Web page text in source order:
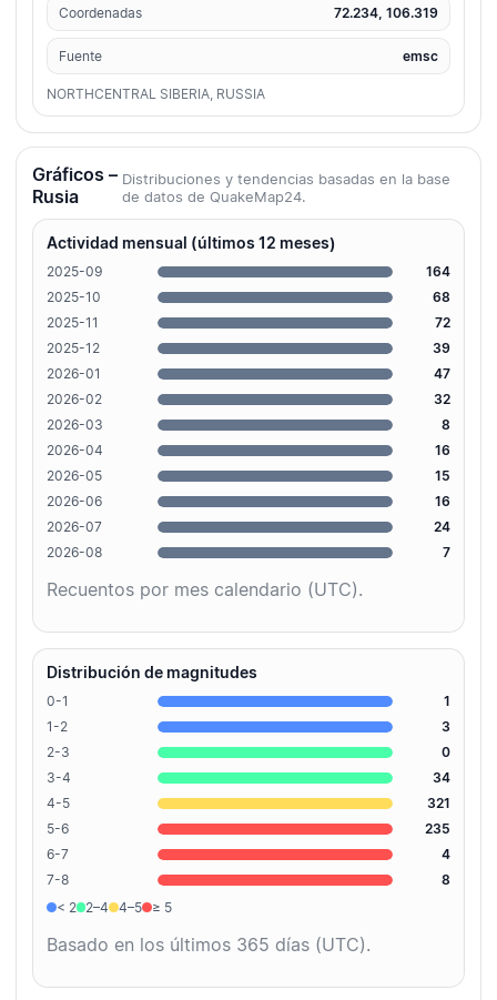
Coordenadas 72.234, 106.319
Fuente emsc
NORTHCENTRAL SIBERIA, RUSSIA
Gráficos –
Rusia
Distribuciones y tendencias basadas en la base
de datos de QuakeMap24.
Actividad mensual (últimos 12 meses)
2025-09
164
2025-10
68
2025-11
72
2025-12
39
2026-01
47
2026-02
32
2026-03
8
2026-04
16
2026-05
15
2026-06
16
2026-07
24
2026-08
7
Recuentos por mes calendario (UTC).
Distribución de magnitudes
0-1
1
1-2
3
2-3
0
3-4
34
4-5
321
5-6
235
6-7
4
7-8
8
< 2
2–4 4–5 ≥ 5
Basado en los últimos 365 días (UTC).